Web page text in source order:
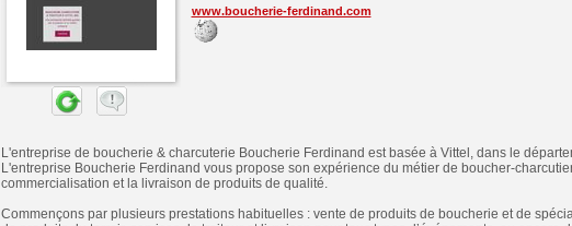
www.boucherie-ferdinand.com
L'entreprise de boucherie & charcuterie Boucherie Ferdinand est basée à Vittel, dans le
L'entreprise Boucherie Ferdinand vous propose son expérience du métier de boucher-
commercialisation et la livraison de produits de qualité.
Commençons par plusieurs prestations habituelles : vente de produits de boucherie et de